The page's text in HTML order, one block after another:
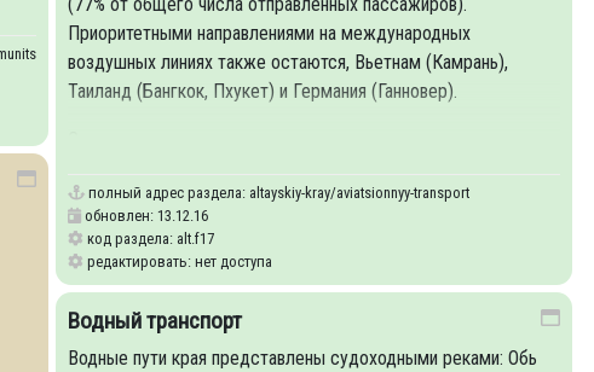
obrazovaniy
Приоритетными направлениями на международных
воздушных линиях также остаются, Вьетнам (Камрань),
Таиланд (Бангкок, Пхукет) и Германия (Ганновер).
полный адрес раздела: altayskiy-kray/aviatsionnyy-transport
обновлен: 13.12.16
код раздела: alt.f17
редактировать: нет доступа
Водный транспорт
Водные пути края представлены судоходными реками: Обь